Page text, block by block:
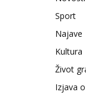
Sport
Najave
Kultura
Život
Izjava